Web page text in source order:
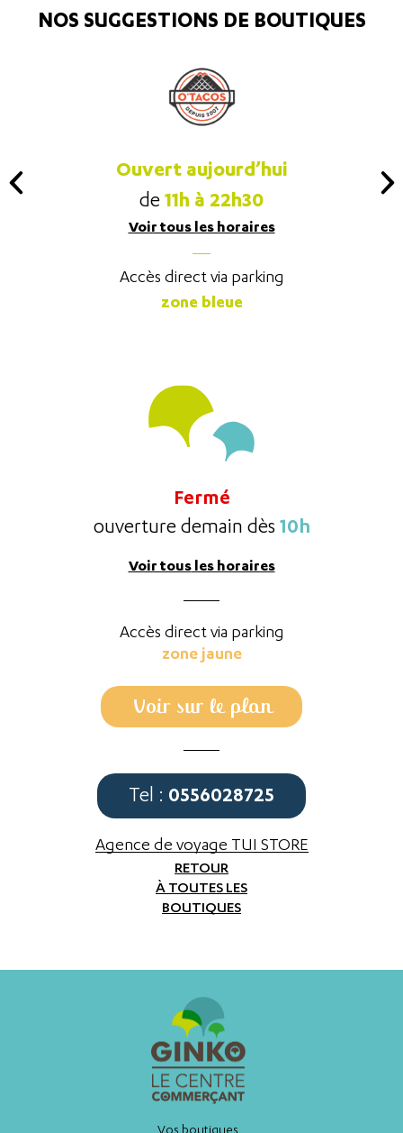
NOS SUGGESTIONS DE BOUTIQUES
Ouvert aujourd’hui
de 11h à 22h30
Voir tous les horaires
Accès direct via parking
zone bleue
Fermé
ouverture demain dès 10h
Voir tousles horaires
Accès direct via parking
zone jaune
Voir sur le plan
Tel : 0556028725
Agence de voyage TUI STORE
RETOUR
À TOUTES LES
BOUTIQUES